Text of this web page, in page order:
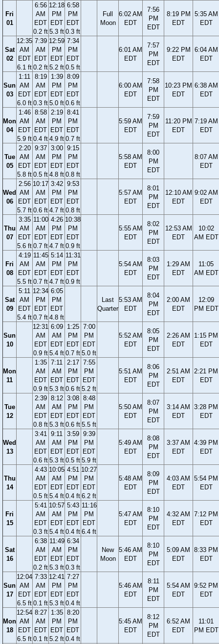
Fri
01
6:56
AM
EDT
0.2 ft
12:18
PM
EDT
5.3 ft
6:58
PM
EDT
0.3 ft
Full
Moon
6:02 AM
EDT
7:56
PM
EDT
8:19 PM
EDT
5:35 AM
EDT
Sat
02
12:35
AM
EDT
6.1 ft
7:39
AM
EDT
0.2 ft
12:59
PM
EDT
5.2 ft
7:34
PM
EDT
0.5 ft
6:01 AM
EDT
7:57
PM
EDT
9:22 PM
EDT
6:04 AM
EDT
Sun
03
1:11
AM
EDT
6.0 ft
8:19
AM
EDT
0.3 ft
1:39
PM
EDT
5.0 ft
8:09
PM
EDT
0.6 ft
6:00 AM
EDT
7:58
PM
EDT
10:23 PM
EDT
6:38 AM
EDT
Mon
04
1:46
AM
EDT
5.9 ft
8:58
AM
EDT
0.4 ft
2:19
PM
EDT
4.9 ft
8:41
PM
EDT
0.7 ft
5:59 AM
EDT
7:59
PM
EDT
11:20 PM
EDT
7:19 AM
EDT
Tue
05
2:20
AM
EDT
5.8 ft
9:37
AM
EDT
0.5 ft
3:00
PM
EDT
4.8 ft
9:15
PM
EDT
0.8 ft
5:58 AM
EDT
8:00
PM
EDT
8:07 AM
EDT
Wed
06
2:56
AM
EDT
5.7 ft
10:17
AM
EDT
0.6 ft
3:42
PM
EDT
4.7 ft
9:53
PM
EDT
0.8 ft
5:57 AM
EDT
8:01
PM
EDT
12:10 AM
EDT
9:02 AM
EDT
Thu
07
3:35
AM
EDT
5.6 ft
11:00
AM
EDT
0.7 ft
4:26
PM
EDT
4.7 ft
10:38
PM
EDT
0.9 ft
5:55 AM
EDT
8:02
PM
EDT
12:53 AM
EDT
10:02
AM EDT
Fri
08
4:19
AM
EDT
5.5 ft
11:45
AM
EDT
0.7 ft
5:14
PM
EDT
4.7 ft
11:31
PM
EDT
0.9 ft
5:54 AM
EDT
8:03
PM
EDT
1:29 AM
EDT
11:05
AM EDT
Sat
09
5:11
AM
EDT
5.4 ft
12:34
PM
EDT
0.7 ft
6:05
PM
EDT
4.8 ft
Last
Quarter
5:53 AM
EDT
8:04
PM
EDT
2:00 AM
EDT
12:09
PM EDT
Sun
10
12:31
AM
EDT
0.9 ft
6:09
AM
EDT
5.4 ft
1:25
PM
EDT
0.7 ft
7:00
PM
EDT
5.0 ft
5:52 AM
EDT
8:05
PM
EDT
2:26 AM
EDT
1:15 PM
EDT
Mon
11
1:35
AM
EDT
0.9 ft
7:11
AM
EDT
5.3 ft
2:17
PM
EDT
0.6 ft
7:55
PM
EDT
5.2 ft
5:51 AM
EDT
8:06
PM
EDT
2:51 AM
EDT
2:21 PM
EDT
Tue
12
2:39
AM
EDT
0.8 ft
8:12
AM
EDT
5.3 ft
3:08
PM
EDT
0.6 ft
8:48
PM
EDT
5.5 ft
5:50 AM
EDT
8:07
PM
EDT
3:14 AM
EDT
3:28 PM
EDT
Wed
13
3:41
AM
EDT
0.6 ft
9:11
AM
EDT
5.3 ft
3:59
PM
EDT
0.5 ft
9:39
PM
EDT
5.9 ft
5:49 AM
EDT
8:08
PM
EDT
3:37 AM
EDT
4:39 PM
EDT
Thu
14
4:43
AM
EDT
0.5 ft
10:05
AM
EDT
5.4 ft
4:51
PM
EDT
0.4 ft
10:27
PM
EDT
6.2 ft
5:48 AM
EDT
8:09
PM
EDT
4:03 AM
EDT
5:54 PM
EDT
Fri
15
5:41
AM
EDT
0.3 ft
10:57
AM
EDT
5.4 ft
5:43
PM
EDT
0.4 ft
11:16
PM
EDT
6.4 ft
5:47 AM
EDT
8:10
PM
EDT
4:32 AM
EDT
7:12 PM
EDT
Sat
16
6:38
AM
EDT
0.2 ft
11:49
AM
EDT
5.3 ft
6:34
PM
EDT
0.3 ft
New
Moon
5:46 AM
EDT
8:10
PM
EDT
5:09 AM
EDT
8:33 PM
EDT
Sun
17
12:04
AM
EDT
6.5 ft
7:33
AM
EDT
0.1 ft
12:41
PM
EDT
5.3 ft
7:27
PM
EDT
0.4 ft
5:46 AM
EDT
8:11
PM
EDT
5:54 AM
EDT
9:52 PM
EDT
Mon
18
12:54
AM
EDT
6.5 ft
8:27
AM
EDT
0.1 ft
1:35
PM
EDT
5.2 ft
8:20
PM
EDT
0.4 ft
5:45 AM
EDT
8:12
PM
EDT
6:52 AM
EDT
11:01
PM EDT